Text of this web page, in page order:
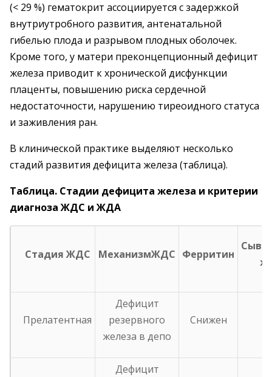
(< 29 %) гематокрит ассоциируется с задержкой
внутриутробного развития, антенатальной
гибелью плода и разрывом плодных оболочек.
Кроме того, у матери преконцепционный дефицит
железа приводит к хронической дисфункции
плаценты, повышению риска сердечной
недостаточности, нарушению тиреоидного статуса
и заживления ран.
В клинической практике выделяют несколько
стадий развития дефицита железа (таблица).
Таблица. Стадии дефицита железа и критерии
диагноза ЖДС и ЖДА
Стадия ЖДС МеханизмЖДС Ферритин
Прелатентная
Дефицит
резервного
железа в депо
Снижен
Дефицит